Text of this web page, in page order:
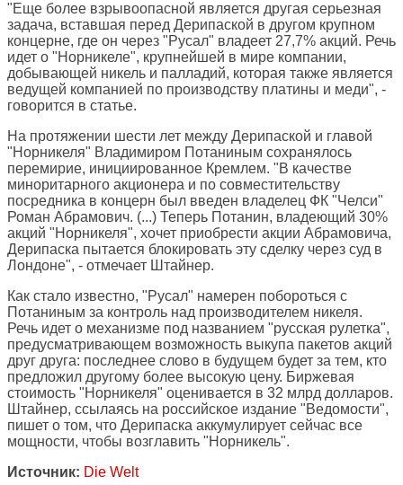
"Еще более взрывоопасной является другая серьезная
задача, вставшая перед Дерипаской в другом крупном
концерне, где он через "Русал" владеет 27,7% акций. Речь
идет о "Норникеле", крупнейшей в мире компании,
добывающей никель и палладий, которая также является
ведущей компанией по производству платины и меди", -
говорится в статье.
На протяжении шести лет между Дерипаской и главой
"Норникеля" Владимиром Потаниным сохранялось
перемирие, инициированное Кремлем. "В качестве
миноритарного акционера и по совместительству
посредника в концерн был введен владелец ФК "Челси"
Роман Абрамович. (...) Теперь Потанин, владеющий 30%
акций "Норникеля", хочет приобрести акции Абрамовича,
Дерипаска пытается блокировать эту сделку через суд в
Лондоне", - отмечает Штайнер.
Как стало известно, "Русал" намерен побороться с
Потаниным за контроль над производителем никеля.
Речь идет о механизме под названием "русская рулетка",
предусматривающем возможность выкупа пакетов акций
друг друга: последнее слово в будущем будет за тем, кто
предложил другому более высокую цену. Биржевая
стоимость "Норникеля" оценивается в 32 млрд долларов.
Штайнер, ссылаясь на российское издание "Ведомости",
пишет о том, что Дерипаска аккумулирует сейчас все
мощности, чтобы возглавить "Норникель".
Источник: Die Welt